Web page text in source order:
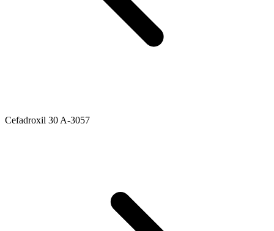
Cefadroxil 30 A-3057